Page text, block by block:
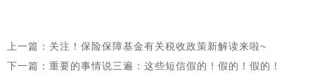
上一篇：关注！保险保障基金有关税收政策新解读来啦~
下一篇：重要的事情说三遍：这些短信假的！假的！假的！